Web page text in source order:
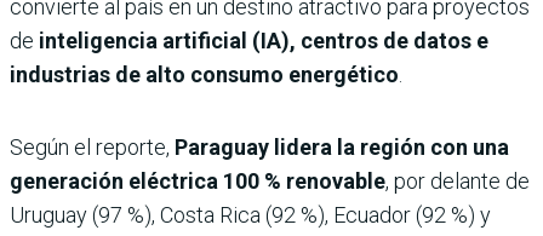
convierte al país en un destino atractivo para proyectos
de inteligencia artificial (IA), centros de datos e
industrias de alto consumo energético.
Según el reporte, Paraguay lidera la región con una
generación eléctrica 100 % renovable, por delante de
Uruguay (97 %), Costa Rica (92 %), Ecuador (92 %) y